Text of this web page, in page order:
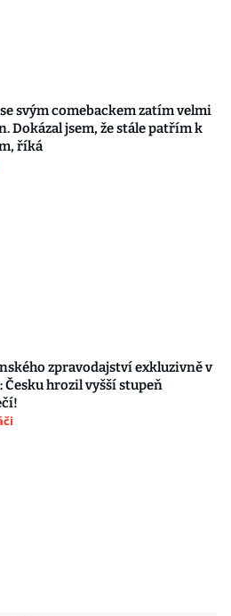
svým comebackem zatím velmi
Dokázal jsem, že stále patřím k
říká
zpravodajství exkluzivně v
Česku hrozil vyšší stupeň